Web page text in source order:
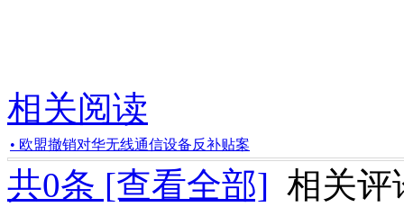
相关阅读
• 欧盟撤销对华无线通信设备反补贴案
共0条 [查看全部] 相关评